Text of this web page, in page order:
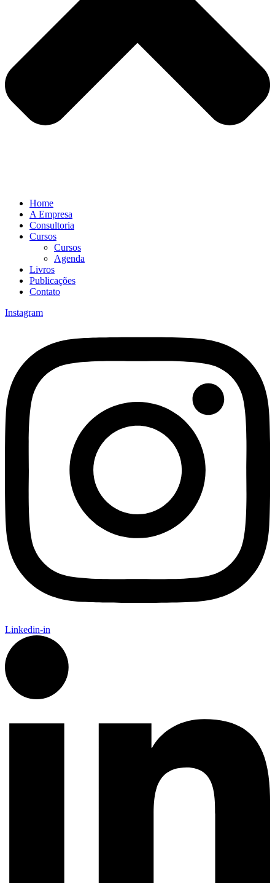
Home
A Empresa
Consultoria
Cursos
Cursos
Agenda
Livros
Publicações
Contato
Instagram
Linkedin-in